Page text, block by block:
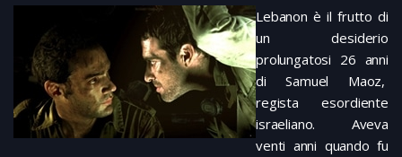
Lebanon è il frutto di
un desiderio
prolungatosi 26 anni
di Samuel Maoz,
regista esordiente
israeliano. Aveva
venti anni quando fu